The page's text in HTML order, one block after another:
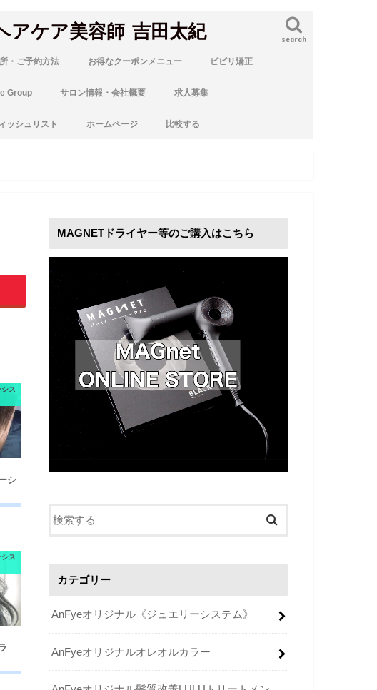
アケア美容師 吉田太紀 search
・ご予約方法 お得なクーポンメニュー ビビリ矯正
Group サロン情報・会社概要 求人募集
ッシュリスト ホームページ 比較する
ス
シ
ス
MAGNETドライヤー等のご購入はこちら
カテゴリー
AnFyeオリジナル《ジュエリーシステム》
AnFyeオリジナルオレオルカラー